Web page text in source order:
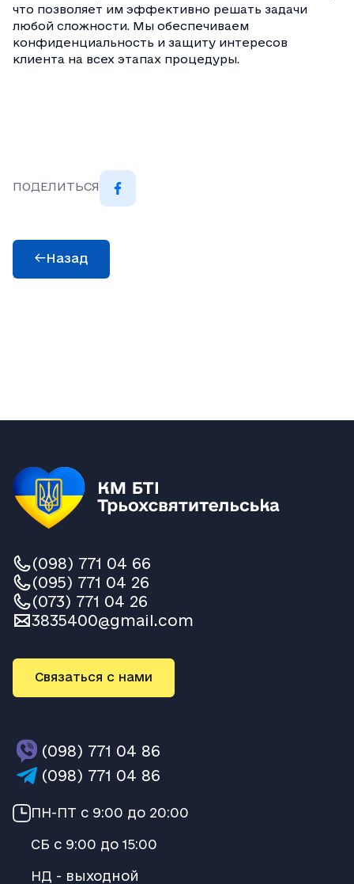
что позволяет им эффективно решать задачи
любой сложности. Мы обеспечиваем
конфиденциальность и защиту интересов
клиента на всех этапах процедуры.
ПОДЕЛИТЬСЯ
Назад
(098) 771 04 66
(095) 771 04 26
(073) 771 04 26
3835400@gmail.com
Связаться с нами
(098) 771 04 86
(098) 771 04 86
ПН-ПТ с 9:00 до 20:00
СБ с 9:00 до 15:00
НД - выходной